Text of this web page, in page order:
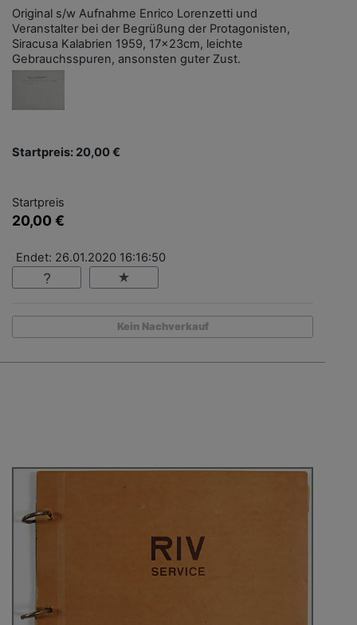
Original s/w Aufnahme Enrico Lorenzetti und
Veranstalter bei der Begrüßung der Protagonisten,
Siracusa Kalabrien 1959, 17x23cm, leichte
Gebrauchsspuren, ansonsten guter Zust.
Startpreis: 20,00 €
Startpreis
20,00 €
Endet: 26.01.2020 16:16:50
Kein Nachverkauf